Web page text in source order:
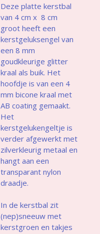
Deze platte kerstbal
van 4 cm x 8 cm
groot heeft een
kerstgeluksengel van
een 8 mm
goudkleurige glitter
kraal als buik. Het
hoofdje is van een 4
mm bicone kraal met
AB coating gemaakt.
Het
kerstgelukengeltje is
verder afgewerkt met
zilverkleurig metaal en
hangt aan een
transparant nylon
draadje.
In de kerstbal zit
(nep)sneeuw met
kerstgroen en takjes